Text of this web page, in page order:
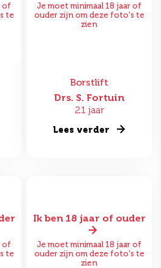
of
te
Je moet minimaal 18 jaar of
ouder zijn om deze foto's te
zien
Borstlift
Drs. S. Fortuin
21 jaar
Lees verder
of
te
Ik ben 18 jaar of ouder
Je moet minimaal 18 jaar of
ouder zijn om deze foto's te
zien